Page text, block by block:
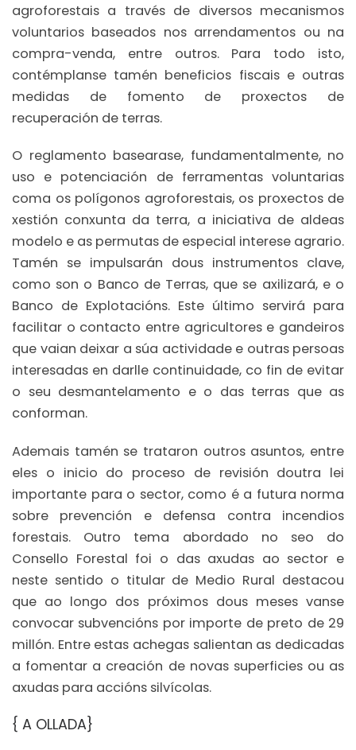
agroforestais a través de diversos mecanismos
voluntarios baseados nos arrendamentos ou na
compra-venda, entre outros. Para todo isto,
contémplanse tamén beneficios fiscais e outras
medidas de fomento de proxectos de
recuperación de terras.
O reglamento basearase, fundamentalmente, no
uso e potenciación de ferramentas voluntarias
coma os polígonos agroforestais, os proxectos de
xestión conxunta da terra, a iniciativa de aldeas
modelo e as permutas de especial interese agrario.
Tamén se impulsarán dous instrumentos clave,
como son o Banco de Terras, que se axilizará, e o
Banco de Explotacións. Este último servirá para
facilitar o contacto entre agricultores e gandeiros
que vaian deixar a súa actividade e outras persoas
interesadas en darlle continuidade, co fin de evitar
o seu desmantelamento e o das terras que as
conforman.
Ademais tamén se trataron outros asuntos, entre
eles o inicio do proceso de revisión doutra lei
importante para o sector, como é a futura norma
sobre prevención e defensa contra incendios
forestais. Outro tema abordado no seo do
Consello Forestal foi o das axudas ao sector e
neste sentido o titular de Medio Rural destacou
que ao longo dos próximos dous meses vanse
convocar subvencións por importe de preto de 29
millón. Entre estas achegas salientan as dedicadas
a fomentar a creación de novas superficies ou as
axudas para accións silvícolas.
{ A OLLADA}